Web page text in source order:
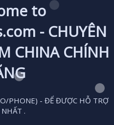
to
- CHUYÊN
CHINA CHÍNH
PHONE) - ĐỂ ĐƯỢC HỖ TRỢ
.